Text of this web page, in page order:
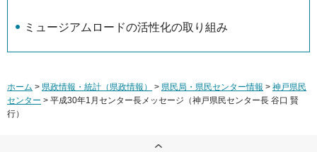
ミュージアムロードの活性化の取り組み
ホーム > 県政情報・統計（県政情報） > 県民局・県民センター情報 > 神戸県民
センター > 平成30年1月センター長メッセージ（神戸県民センター長 谷口 賢
行）